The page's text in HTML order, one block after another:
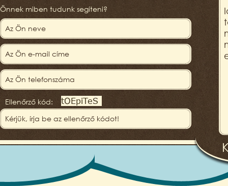
Önnek miben tudunk segíteni?
Ellenőrző kód: